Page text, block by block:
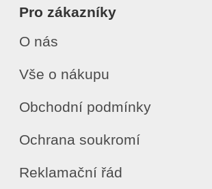
Pro zákazníky
O nás
Vše o nákupu
Obchodní podmínky
Ochrana soukromí
Reklamační řád